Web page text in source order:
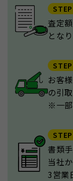
査定
となり
お客
の引
※一部
書類
当社
3営業